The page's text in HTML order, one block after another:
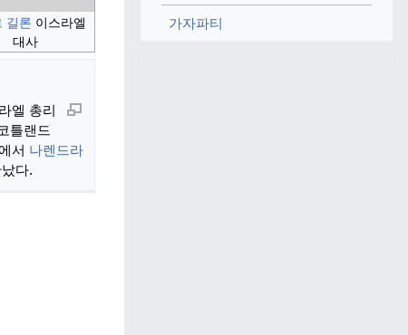
길론 이스라엘
대사
엘 총리
틀랜드
서 나렌드라
다.
가자파티